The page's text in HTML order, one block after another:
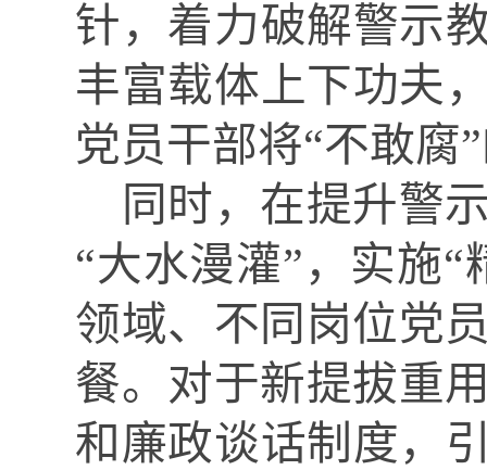
针，着力破解警示
丰富载体上下功夫
党员干部将“不敢腐
同时，在提升警
“大水漫灌”，实施“
领域、不同岗位党
餐。 对于新提拔重
和廉政谈话制度，